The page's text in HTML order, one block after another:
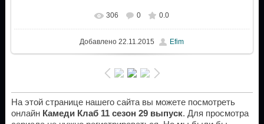
306 0 0.0
Добавлено 22.11.2015 Efim
На этой странице нашего сайта вы можете посмотреть
онлайн Камеди Клаб 11 сезон 29 выпуск. Для просмотра